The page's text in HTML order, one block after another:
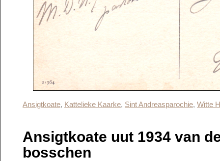
Ansigtkoate, Kattelieke Kaarke, Sint Andreasparochie, Witte
Ansigtkoate uut 1934 van
bosschen